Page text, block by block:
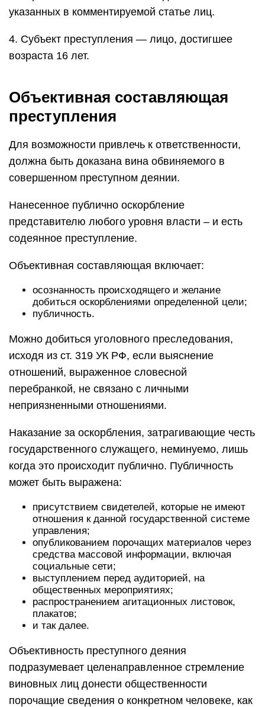
указанных в комментируемой статье лиц.
4. Субъект преступления — лицо, достигшее
возраста 16 лет.
Объективная составляющая
преступления
Для возможности привлечь к ответственности,
должна быть доказана вина обвиняемого в
совершенном преступном деянии.
Нанесенное публично оскорбление
представителю любого уровня власти – и есть
содеянное преступление.
Объективная составляющая включает:
осознанность происходящего и желание
добиться оскорблениями определенной цели;
публичность.
Можно добиться уголовного преследования,
исходя из ст. 319 УК РФ, если выяснение
отношений, выраженное словесной
перебранкой, не связано с личными
неприязненными отношениями.
Наказание за оскорбления, затрагивающие честь
государственного служащего, неминуемо, лишь
когда это происходит публично. Публичность
может быть выражена:
присутствием свидетелей, которые не имеют
отношения к данной государственной системе
управления;
опубликованием порочащих материалов через
средства массовой информации, включая
социальные сети;
выступлением перед аудиторией, на
общественных мероприятиях;
распространением агитационных листовок,
плакатов;
и так далее.
Объективность преступного деяния
подразумевает целенаправленное стремление
виновных лиц донести общественности
порочащие сведения о конкретном человеке, как